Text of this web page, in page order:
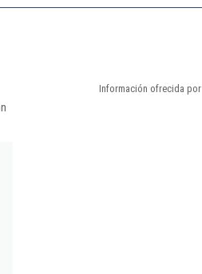
Información ofrecida por